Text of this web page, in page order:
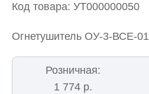
Код товара: УТ000000050
Огнетушитель ОУ-3-ВСЕ-01
Розничная:
1 774 р.